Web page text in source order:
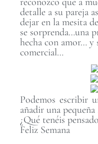
detalle a su pareja
dejar en la mesita
se sorprenda…una
hecha con amor…
comercial…
Podemos escribir
añadir una
¿Qué tenéis
Feliz Semana